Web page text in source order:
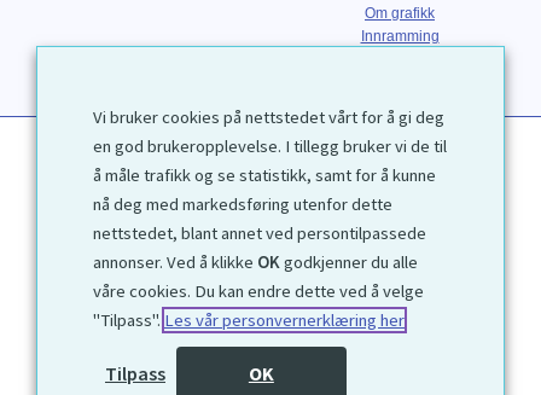
Om grafikk
Innramming
1972 © Galleri D40 AS
Utviklet avKjetil Moen Nettservice AS
Vi bruker cookies på nettstedet vårt for å gi deg
en god brukeropplevelse. I tillegg bruker vi de til
å måle trafikk og se statistikk, samt for å kunne
nå deg med markedsføring utenfor dette
nettstedet, blant annet ved persontilpassede
annonser. Ved å klikke OKgodkjenner du alle
våre cookies. Du kan endre dette ved å velge
"Tilpass". Les vår personvernerklæring her
Tilpass OK